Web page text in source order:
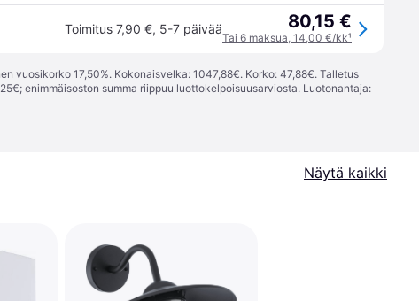
Toimitus 7,90 €, 5-7 päivää 80,15 €
Tai 6 maksua, 14,00 €/kk¹
vuosikorko 17,50%. Kokonaisvelka: 1047,88€. Korko: 47,88€. Talletus
enimmäisoston summa riippuu luottokelpoisuusarviosta. Luotonantaja:
Näytä kaikki